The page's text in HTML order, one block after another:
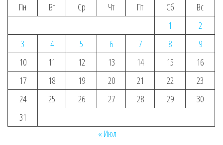
Пн
Вт Ср Чт Пт Сб
Вс
1
2
3
4 5 6 7 8
9
10
11 12 13 14 15
16
17
18 19 20 21 22
23
24
25 26 27 28 29
30
31
« Июл